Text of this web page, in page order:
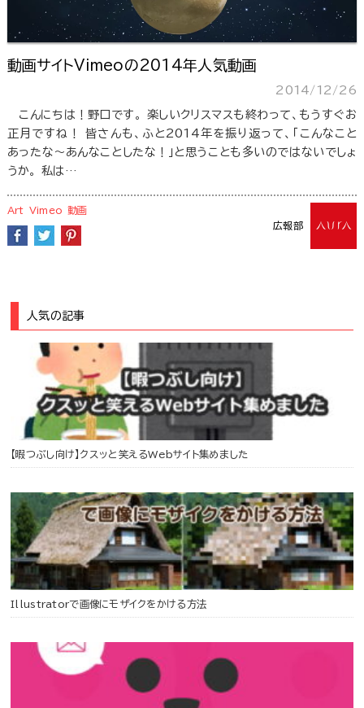
動画サイトVimeoの2014年人気動画
2014/12/26
こんにちは！野口です。 楽しいクリスマスも終わって、もうすぐお
正月ですね！ 皆さんも、ふと2014年を振り返って、「こんなこと
あったな～あんなことしたな！」と思うことも多いのではないでしょ
うか。 私は…
広報部
Art Vimeo 動画
人気の記事
【暇つぶし向け】クスッと笑えるWebサイト集めました
Illustratorで画像にモザイクをかける方法